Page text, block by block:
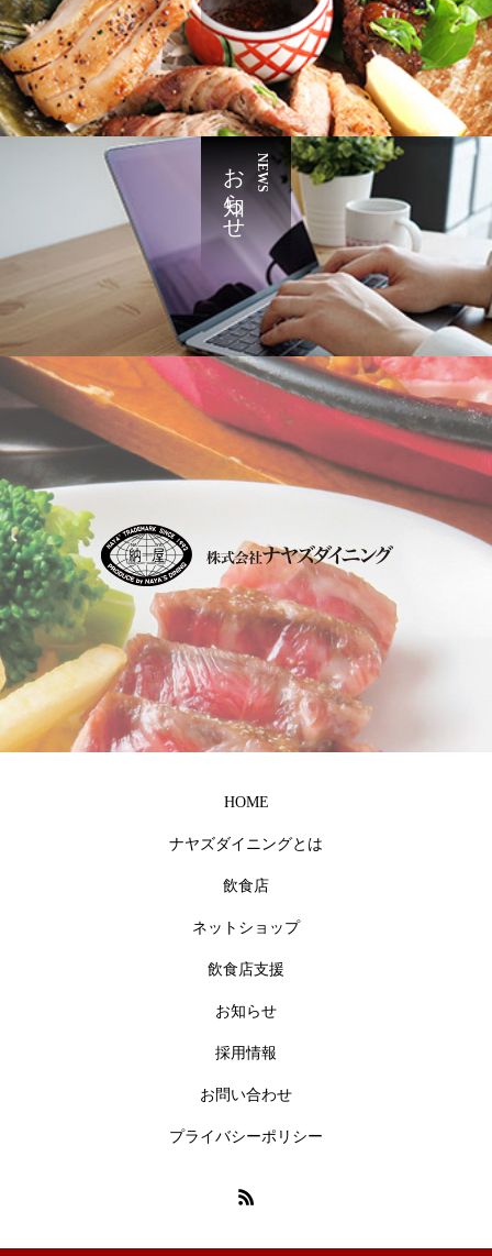
NEWS
お知らせ
HOME
ナヤズダイニングとは
飲食店
ネットショップ
飲食店支援
お知らせ
採用情報
お問い合わせ
プライバシーポリシー